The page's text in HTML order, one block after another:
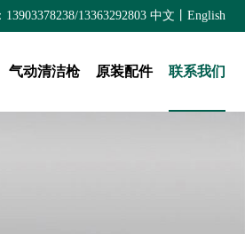
13363292803 中文 English
气动清洁枪 原装配件 联系我们